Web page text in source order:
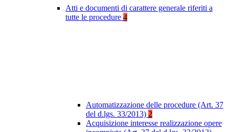
Atti e documenti di carattere generale riferiti a
tutte le procedure 4
Automatizzazione delle procedure (Art. 37
del d.lgs. 33/2013) 2
Acquisizione interesse realizzazione opere